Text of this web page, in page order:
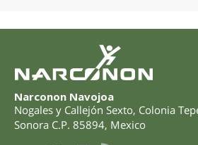
Narconon Navojoa
Nogales y Callejón Sexto, Colonia
Sonora C.P. 85894, Mexico